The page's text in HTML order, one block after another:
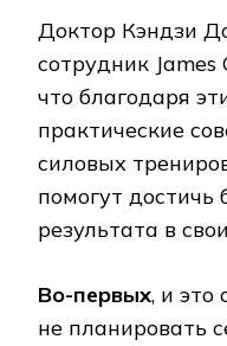
Доктор Кэндзи
сотрудник James
что благодаря
практические
силовых
помогут достичь
результата в
Во-первых, и это
не планировать